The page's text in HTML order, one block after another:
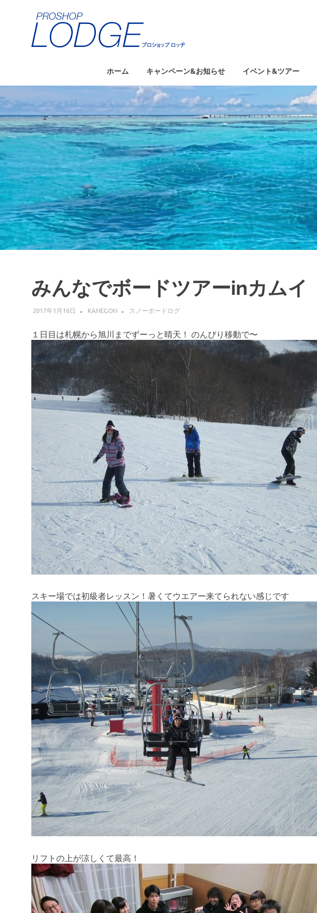
キ
ッ
プ
ホーム キャンペーン&お知らせ イベント&ツアー
みんなでボードツアーinカムイ
2017年1月16日 KANEGON スノーボードログ
１日目は札幌から旭川までずーっと晴天！ のんびり移動で〜
スキー場では初級者レッスン！暑くてウエアー来てられない感じです
リフトの上が涼しくて最高！